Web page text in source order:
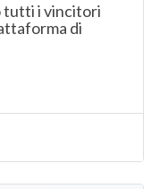
tutti i vincitori
di